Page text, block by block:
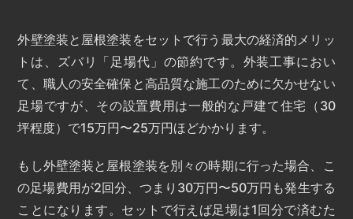
外壁塗装と屋根塗装をセットで行う最大の経済的メリッ
トは、ズバリ「足場代」の節約です。外装工事におい
て、職人の安全確保と高品質な施工のために欠かせない
足場ですが、その設置費用は一般的な戸建て住宅（30
坪程度）で15万円〜25万円ほどかかります。
もし外壁塗装と屋根塗装を別々の時期に行った場合、こ
の足場費用が2回分、つまり30万円〜50万円も発生する
ことになります。セットで行えば足場は1回分で済むた